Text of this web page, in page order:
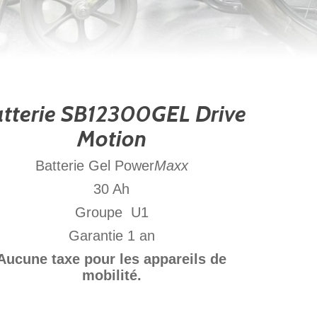
SB12300GEL Drive
Motion
Batterie Gel PowerMaxx
30 Ah
Groupe U1
Garantie 1 an
taxe pour les appareils de
mobilité.